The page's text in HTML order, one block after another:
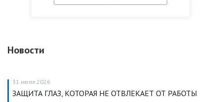
Новости
31 июля 2026
ЗАЩИТА ГЛАЗ, КОТОРАЯ НЕ ОТВЛЕКАЕТ ОТ РАБОТЫ